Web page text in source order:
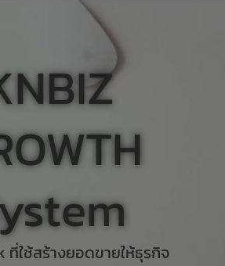
ที่ใช้สร้างยอดขายให้ธุรกิจ